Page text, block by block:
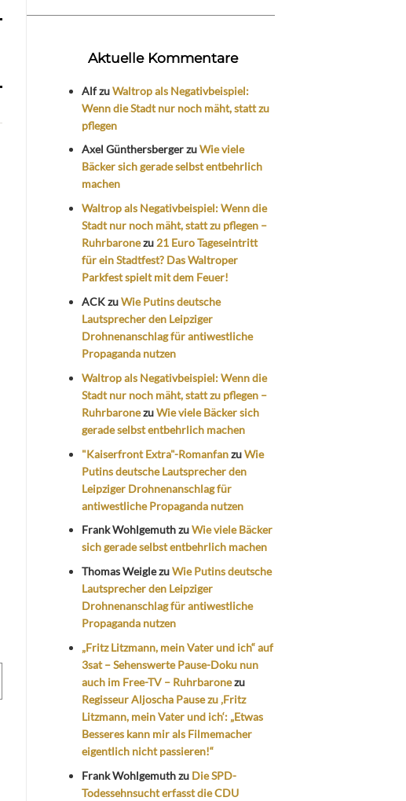
Aktuelle Kommentare
AlfzuWaltrop als Negativbeispiel:
Wenn die Stadt nur noch mäht, statt zu
pflegen
Axel GünthersbergerzuWie viele
Bäcker sich gerade selbst entbehrlich
machen
Waltrop als Negativbeispiel: Wenn die
Stadt nur noch mäht, statt zu pflegen –
Ruhrbaronezu 21 Euro Tageseintritt
für ein Stadtfest? Das Waltroper
Parkfest spielt mit dem Feuer!
ACKzuWie Putins deutsche
Lautsprecher den Leipziger
Drohnenanschlag für antiwestliche
Propaganda nutzen
Waltrop als Negativbeispiel: Wenn die
Stadt nur noch mäht, statt zu pflegen –
RuhrbaronezuWie viele Bäcker sich
gerade selbst entbehrlich machen
"Kaiserfront Extra"-RomanfanzuWie
Putins deutsche Lautsprecher den
Leipziger Drohnenanschlag für
antiwestliche Propaganda nutzen
Frank WohlgemuthzuWie viele Bäcker
sich gerade selbst entbehrlich machen
Thomas WeiglezuWie Putins deutsche
Lautsprecher den Leipziger
Drohnenanschlag für antiwestliche
Propaganda nutzen
„Fritz Litzmann, mein Vater und ich“ auf
3sat – Sehenswerte Pause-Doku nun
auch im Free-TV – Ruhrbaronezu
Regisseur Aljoscha Pause zu ‚Fritz
Litzmann, mein Vater und ich‘: „Etwas
Besseres kann mir als Filmemacher
eigentlich nicht passieren!“
Frank Wohlgemuthzu Die SPD-
Todessehnsucht erfasst die CDU